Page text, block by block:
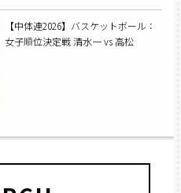
【中体連2026】バスケットボール：
女子順位決定戦 清水一 vs 高松